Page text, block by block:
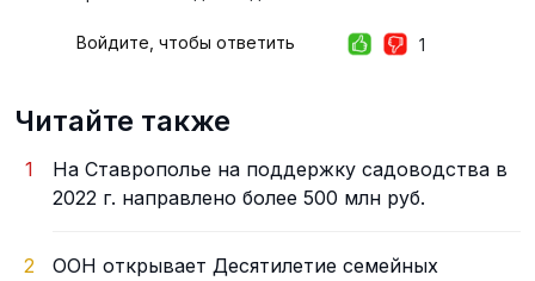
Войдите, чтобы ответить 1
Читайте также
1
На Ставрополье на поддержку садоводства в
2022 г. направлено более 500 млн руб.
2
ООН открывает Десятилетие семейных